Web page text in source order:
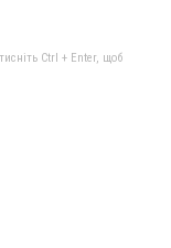
Ctrl + Enter, щоб